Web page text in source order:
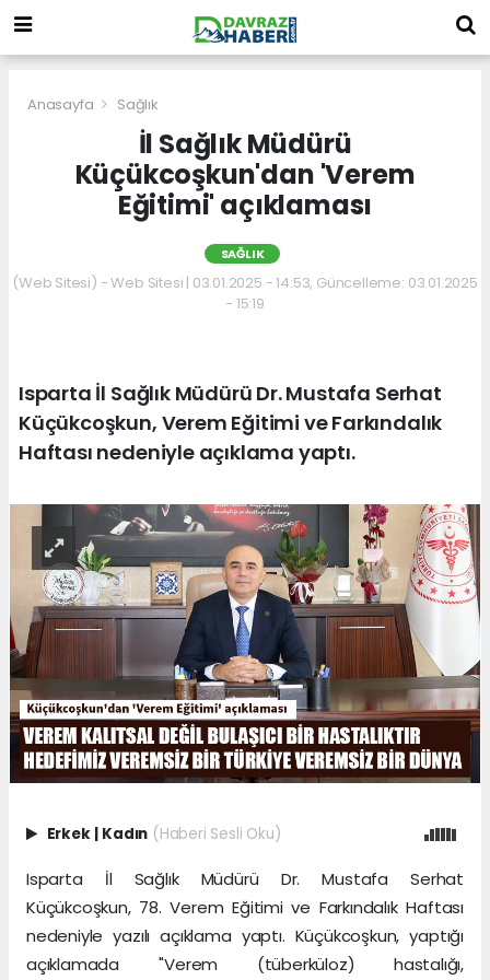
Anasayfa Sağlık
İl Sağlık Müdürü
Küçükcoşkun'dan 'Verem
Eğitimi' açıklaması
SAĞLIK
(Web Sitesi) - Web Sitesi | 03.01.2025 - 14:53, Güncelleme: 03.01.2025
- 15:19
Isparta İl Sağlık Müdürü Dr. Mustafa Serhat
Küçükcoşkun, Verem Eğitimi ve Farkındalık
Haftası nedeniyle açıklama yaptı.
Erkek | Kadın (Haberi Sesli Oku)
Isparta İl Sağlık Müdürü Dr. Mustafa Serhat
Küçükcoşkun, 78. Verem Eğitimi ve Farkındalık Haftası
nedeniyle yazılı açıklama yaptı. Küçükcoşkun, yaptığı
açıklamada ''Verem (tüberküloz) hastalığı,